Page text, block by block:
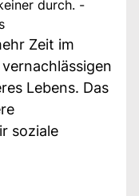
durch. -
Zeit im
Lebens. Das
soziale